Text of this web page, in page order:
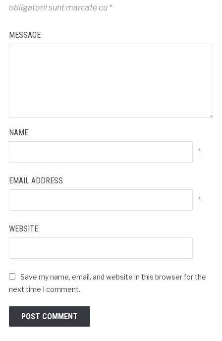
obligatorii sunt marcate cu *
MESSAGE
NAME
*
EMAIL ADDRESS
*
WEBSITE
Save my name, email, and website in this browser for the
next time I comment.